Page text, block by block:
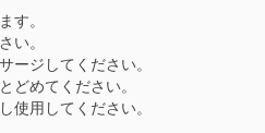
す。
い。
ージしてください。
どめてください。
使用してください。